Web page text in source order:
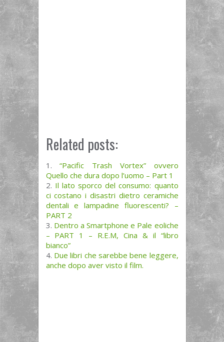
Related posts:
“Pacific Trash Vortex” ovvero
Quello che dura dopo l’uomo – Part 1
Il lato sporco del consumo: quanto
ci costano i disastri dietro ceramiche
dentali e lampadine fluorescenti? –
PART 2
Dentro a Smartphone e Pale eoliche
– PART 1 – R.E.M, Cina & il “libro
bianco”
Due libri che sarebbe bene leggere,
anche dopo aver visto il film.